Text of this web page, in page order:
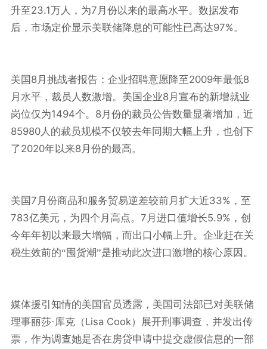
升至23.1万人，为7 月份以来的最高水平。数据发布
后，市场定价显示美联储降息的可能性已高达97%。
美国 8月挑战者报告：企业招聘意愿降至2009年最低8
月水平，裁员人数激增。美国企业8月宣布的新增就业
岗位仅为1494个。 8月份的裁员公告数量显著增加，近
85980人的裁员规模不仅较去年同期大幅上升，也创下
了2020年以来8月份的最高。
美国7 月份商品和服务贸易逆差较前月扩大近33% ，至
783亿美元，为四个月高点。 7 月进口值增长5.9% ，创
今年年初以来最大增幅，而出口小幅上升。企业赶在关
税生效前的“囤货潮”是推动此次进口激增的核心原因。
媒体援引知情的美国官员透露，美国司法部已对美联储
理事丽莎·库克（Lisa Cook）展开刑事调查，并发出传
票，作为调查她是否在房贷申请中提交虚假信息的一部